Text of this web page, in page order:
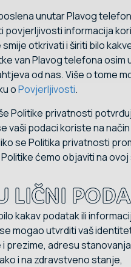
unutar Plavog
povjerljivosti informacija
otkrivati i širiti bilo
van Plavog telefona osim
od nas. Više o tome
oPovjerljivosti.
Politike privatnosti
vaši podaci koriste na
se Politika privatnosti
ćemo objaviti na ovoj
LIČNI
kakav podatak ili
mogao utvrditi vaš
i prezime, adresu
i na zdravstveno stanje,